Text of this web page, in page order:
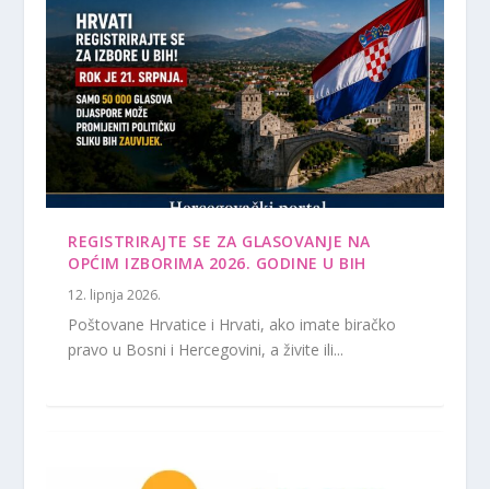
REGISTRIRAJTE SE ZA GLASOVANJE NA
OPĆIM IZBORIMA 2026. GODINE U BIH
12. lipnja 2026.
Poštovane Hrvatice i Hrvati, ako imate biračko
pravo u Bosni i Hercegovini, a živite ili...